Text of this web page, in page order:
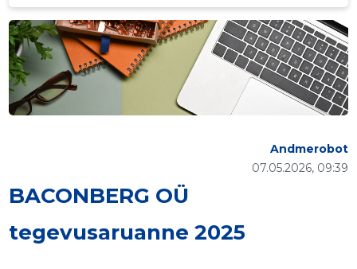
BACONBERG OÜ
tegevusaruanne 2025
07.05.2026, 09:39
Andmerobot